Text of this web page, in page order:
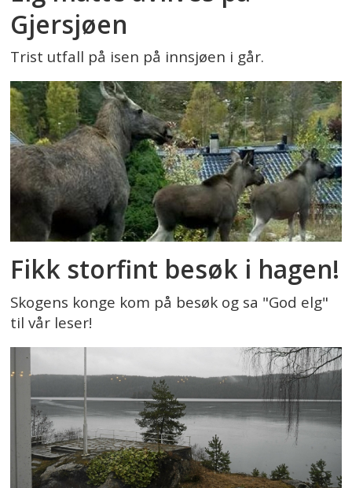
Gjersjøen
Trist utfall på isen på innsjøen i går.
Fikk storfint besøk i hagen!
Skogens konge kom på besøk og sa "God elg"
til vår leser!